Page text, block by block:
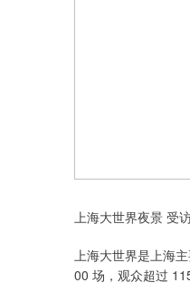
上海大世界夜景 受
上海大世界是上海
00 场，观众超过